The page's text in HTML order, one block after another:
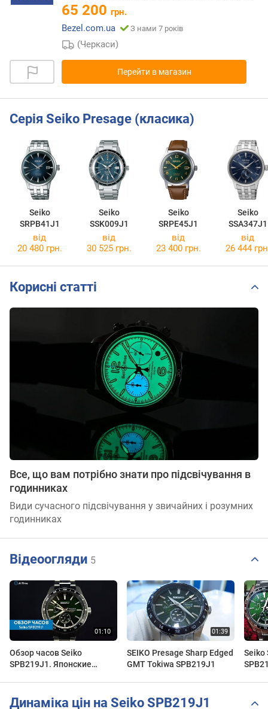
65 200 грн.
Bezel.com.ua
З нами 7 років
(Черкаси)
Перейти в магазин
Серія Seiko Presage (класика)
Seiko
SRPB41J1
Seiko
SSK009J1
Seiko
SRPE45J1
Seiko
SSA347J1
від
20 480 грн.
від
30 525 грн.
від
23 400 грн.
від
26 444
Корисні статті
Все, що вам потрібно знати про підсвічування в
годинниках
Види сучасного підсвічування у звичайних і розумних
годинниках
Відеоогляди 5
Обзор часов Seiko
SPB219J1. Японские
SEIKO Presage Sharp Edged
GMT Tokiwa SPB219J1
Seiko
Динаміка цін на Seiko SPB219J1